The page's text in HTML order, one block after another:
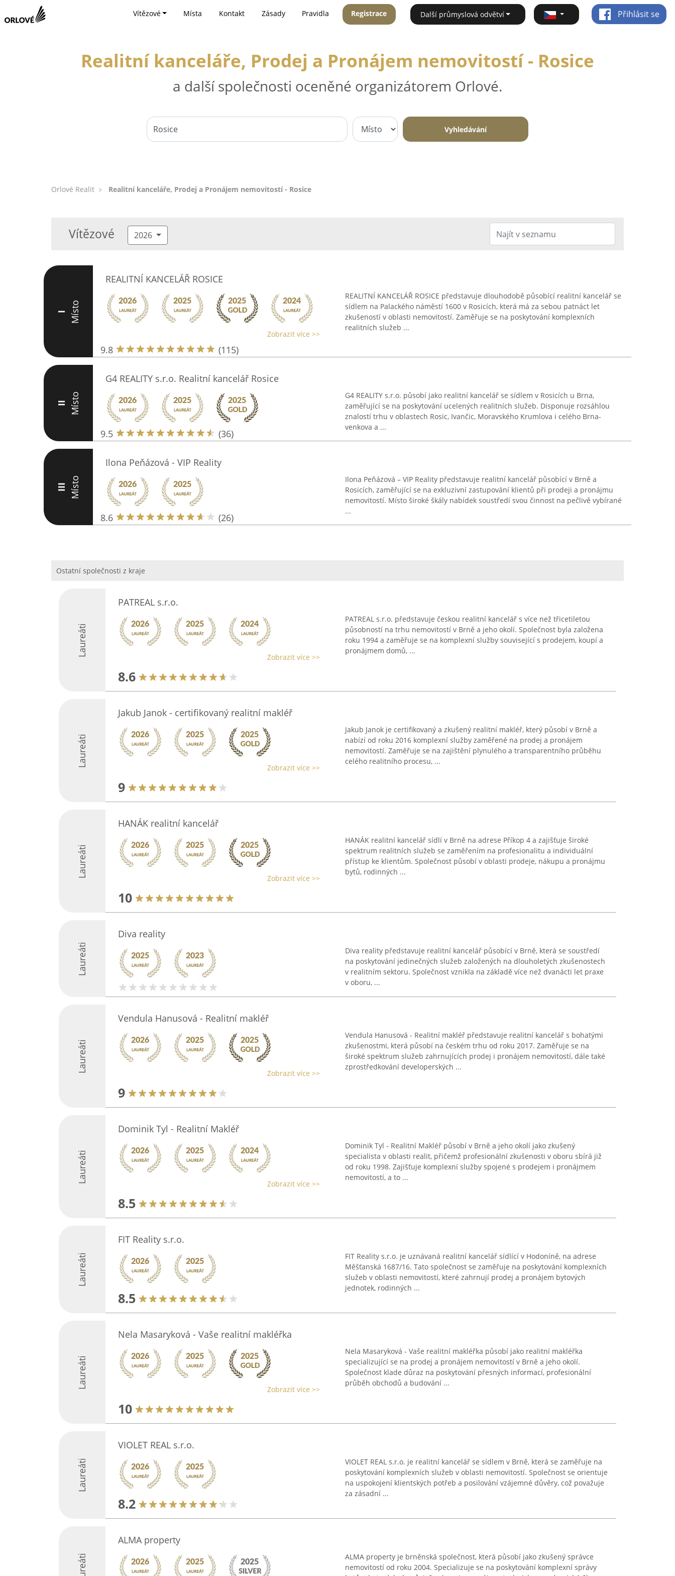
Vítězové Místa Kontakt Zásady Pravidla Registrace Další průmyslová odvětví Přihlásit se
Realitní kanceláře, Prodej a Pronájem nemovitostí - Rosice
a další společnosti oceněné organizátorem Orlové.
Vyhledávání
Orlové Realit Realitní kanceláře, Prodej a Pronájem nemovitostí - Rosice
Vítězové 2026
I Místo
REALITNÍ KANCELÁŘ ROSICE
Zobrazit více >>
9.8 (115)
REALITNÍ KANCELÁŘ ROSICE představuje dlouhodobě působící realitní kancelář se
sídlem na Palackého náměstí 1600 v Rosicích, která má za sebou patnáct let
zkušeností v oblasti nemovitostí. Zaměřuje se na poskytování komplexních
realitních služeb ...
II Místo
G4 REALITY s.r.o. Realitní kancelář Rosice
9.5 (36)
G4 REALITY s.r.o. působí jako realitní kancelář se sídlem v Rosicích u Brna,
zaměřující se na poskytování ucelených realitních služeb. Disponuje rozsáhlou
znalostí trhu v oblastech Rosic, Ivančic, Moravského Krumlova i celého Brna-
venkova a ...
III Místo
Ilona Peňázová - VIP Reality
8.6 (26)
Ilona Peňázová – VIP Reality představuje realitní kancelář působící v Brně a
Rosicích, zaměřující se na exkluzivní zastupování klientů při prodeji a pronájmu
nemovitostí. Místo široké škály nabídek soustředí svou činnost na pečlivě vybírané
...
Ostatní společnosti z kraje
Laureáti
PATREAL s.r.o.
Zobrazit více >>
8.6
PATREAL s.r.o. představuje českou realitní kancelář s více než třicetiletou
působností na trhu nemovitostí v Brně a jeho okolí. Společnost byla založena
roku 1994 a zaměřuje se na komplexní služby související s prodejem, koupí a
pronájmem domů, ...
Laureáti
Jakub Janok - certifikovaný realitní makléř
Zobrazit více >>
9
Jakub Janok je certifikovaný a zkušený realitní makléř, který působí v Brně a
nabízí od roku 2016 komplexní služby zaměřené na prodej a pronájem
nemovitostí. Zaměřuje se na zajištění plynulého a transparentního průběhu
celého realitního procesu, ...
Laureáti
HANÁK realitní kancelář
Zobrazit více >>
10
HANÁK realitní kancelář sídlí v Brně na adrese Příkop 4 a zajišťuje široké
spektrum realitních služeb se zaměřením na profesionalitu a individuální
přístup ke klientům. Společnost působí v oblasti prodeje, nákupu a pronájmu
bytů, rodinných ...
Laureáti
Diva reality
Diva reality představuje realitní kancelář působící v Brně, která se soustředí
na poskytování jedinečných služeb založených na dlouholetých zkušenostech
v realitním sektoru. Společnost vznikla na základě více než dvanácti let praxe
v oboru, ...
Laureáti
Vendula Hanusová - Realitní makléř
Zobrazit více >>
9
Vendula Hanusová - Realitní makléř představuje realitní kancelář s bohatými
zkušenostmi, která působí na českém trhu od roku 2017. Zaměřuje se na
široké spektrum služeb zahrnujících prodej i pronájem nemovitostí, dále také
zprostředkování developerských ...
Laureáti
Dominik Tyl - Realitní Makléř
Zobrazit více >>
8.5
Dominik Tyl - Realitní Makléř působí v Brně a jeho okolí jako zkušený
specialista v oblasti realit, přičemž profesionální zkušenosti v oboru sbírá již
od roku 1998. Zajišťuje komplexní služby spojené s prodejem i pronájmem
nemovitostí, a to ...
Laureáti
FIT Reality s.r.o.
8.5
FIT Reality s.r.o. je uznávaná realitní kancelář sídlící v Hodoníně, na adrese
Měšťanská 1687/16. Tato společnost se zaměřuje na poskytování komplexních
služeb v oblasti nemovitostí, které zahrnují prodej a pronájem bytových
jednotek, rodinných ...
Laureáti
Nela Masaryková - Vaše realitní makléřka
Zobrazit více >>
10
Nela Masaryková - Vaše realitní makléřka působí jako realitní makléřka
specializující se na prodej a pronájem nemovitostí v Brně a jeho okolí.
Společnost klade důraz na poskytování přesných informací, profesionální
průběh obchodů a budování ...
Laureáti
VIOLET REAL s.r.o.
8.2
VIOLET REAL s.r.o. je realitní kancelář se sídlem v Brně, která se zaměřuje na
poskytování komplexních služeb v oblasti nemovitostí. Společnost se orientuje
na uspokojení klientských potřeb a posilování vzájemné důvěry, což považuje
za zásadní ...
ALMA property
ALMA property je brněnská společnost, která působí jako zkušený správce
nemovitostí od roku 2004. Specializuje se na poskytování komplexní správy